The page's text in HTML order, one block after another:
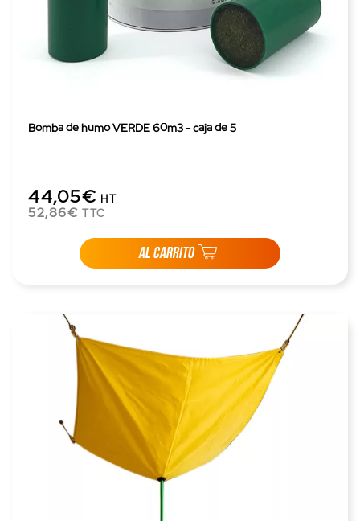
Bomba de humo VERDE 60m3 - caja de 5
44,05€ HT
52,86€ TTC
AL CARRITO